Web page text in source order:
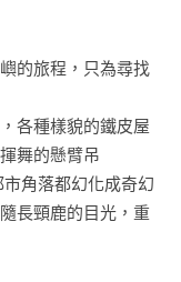
的旅程，只為尋找
各種樣貌的鐵皮屋
舞的懸臂吊
角落都幻化成奇幻
長頸鹿的目光，重
關於觀察與想像的